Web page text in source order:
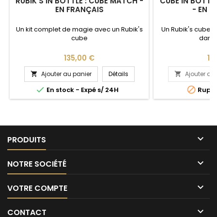
EN FRANÇAIS
Un kit complet de magie avec un Rubik's
cube
Prix
135,00 €
 Ajouter au panier Détails
 En stock - Expé s/ 24H
- EN
Un Rubik's cube
dans
 Ajouter au

PRODUITS 
NOTRE SOCIÉTÉ 
VOTRE COMPTE 
CONTACT 